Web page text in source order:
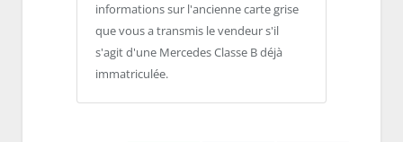
informations sur l'ancienne carte grise
que vous a transmis le vendeur s'il
s'agit d'une Mercedes Classe B déjà
immatriculée.